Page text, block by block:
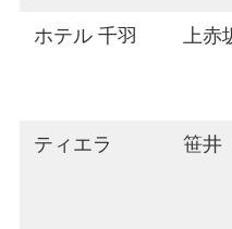
ホテル 千羽 上赤
ティエラ 笹井